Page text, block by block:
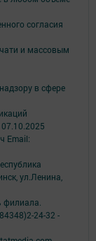
согласия
и массовым
в сфере
Email:
ул.Ленина,
филиала.
24-32 -